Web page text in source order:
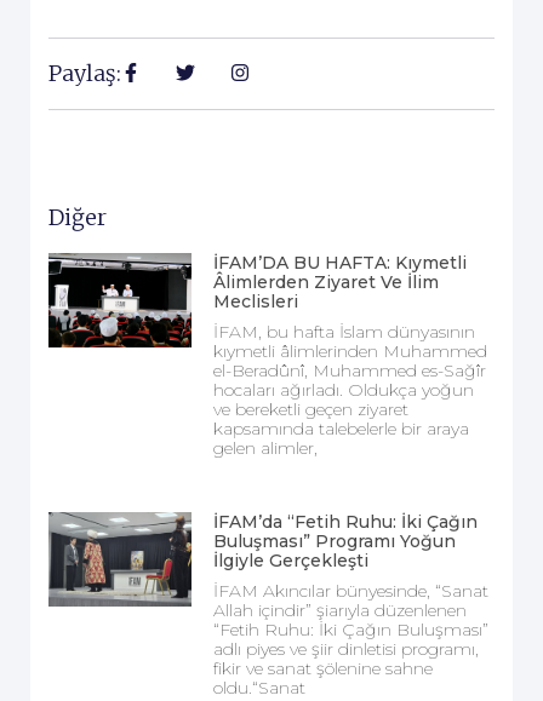
Paylaş:
Diğer
İFAM’DA BU HAFTA: Kıymetli
Âlimlerden Ziyaret Ve İlim
Meclisleri
İFAM, bu hafta İslam dünyasının
kıymetli âlimlerinden Muhammed
el-Beradûnî, Muhammed es-Sağîr
hocaları ağırladı. Oldukça yoğun
ve bereketli geçen ziyaret
kapsamında talebelerle bir araya
gelen alimler,
İFAM’da “Fetih Ruhu: İki Çağın
Buluşması” Programı Yoğun
İlgiyle Gerçekleşti
İFAM Akıncılar bünyesinde, “Sanat
Allah içindir” şiarıyla düzenlenen
“Fetih Ruhu: İki Çağın Buluşması”
adlı piyes ve şiir dinletisi programı,
fikir ve sanat şölenine sahne
oldu.“Sanat